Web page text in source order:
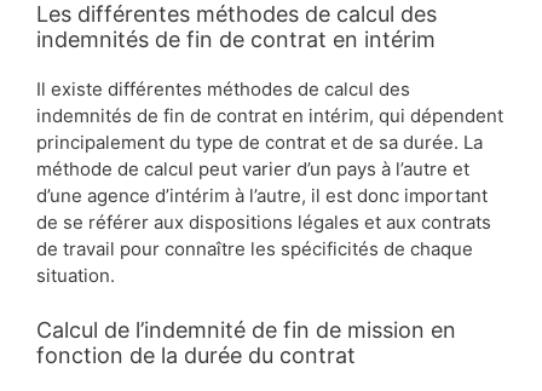
Les différentes méthodes de calcul des
indemnités de fin de contrat en intérim
Il existe différentes méthodes de calcul des
indemnités de fin de contrat en intérim, qui dépendent
principalement du type de contrat et de sa durée. La
méthode de calcul peut varier d’un pays à l’autre et
d’une agence d’intérim à l’autre, il est donc important
de se référer aux dispositions légales et aux contrats
de travail pour connaître les spécificités de chaque
situation.
Calcul de l’indemnité de fin de mission en
fonction de la durée du contrat